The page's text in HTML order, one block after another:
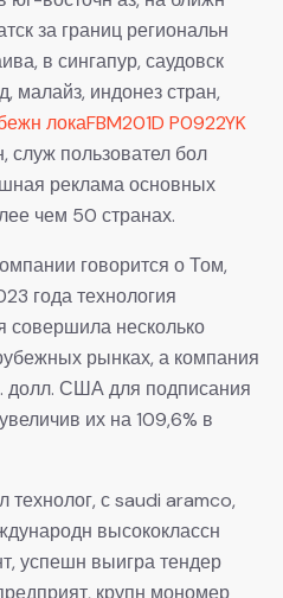
за границ региональн
в сингапур, саудовск
малайз, индонез стран,
локаFBM201D P0922YK
служ пользовател бол
реклама основных
чем 50 странах.
говорится о Том,
года технология
совершила несколько
рынках, а компания
долл. США для подписания
их на 109,6% в
технолог, с saudi aramco,
высококлассн
успешн выигра тендер
крупн мономер